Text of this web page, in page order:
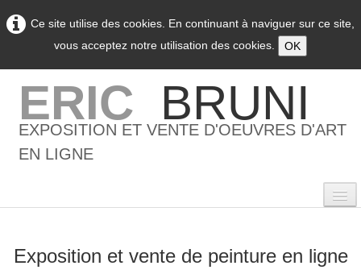
Ce site utilise des cookies. En continuant à naviguer sur ce site,
vous acceptez notre utilisation des cookies.
OK
ERIC BRUNI
EXPOSITION ET VENTE D'OEUVRES D'ART
EN LIGNE
0
Exposition et vente de peinture en ligne